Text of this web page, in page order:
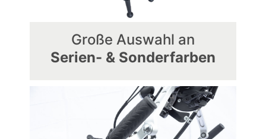
Große Auswahl an
Serien- & Sonderfarben